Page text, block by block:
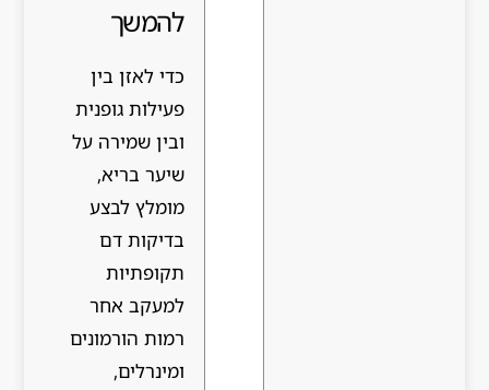
להמשך
כדי לאזן בין
פעילות גופנית
ובין שמירה על
שיער בריא,
מומלץ לבצע
בדיקות דם
תקופתיות
למעקב אחר
רמות הורמונים
ומינרלים,